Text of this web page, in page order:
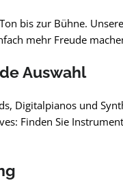
bis zur Bühne.
mehr Freude
Auswahl
Digitalpianos und
Finden Sie